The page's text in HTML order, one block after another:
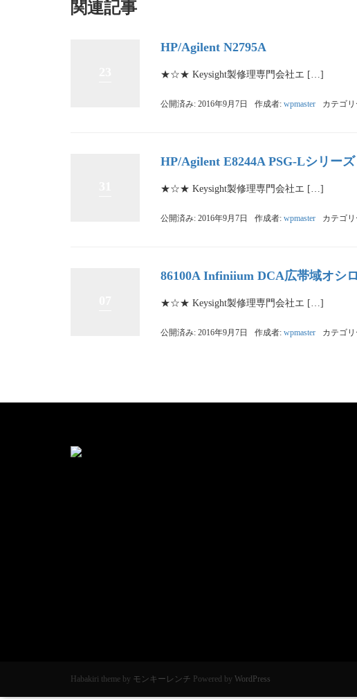
関連記事
HP/Agilent N2795A
★☆★ Keysight製修理専門会社エ […]
公開済み: 2016年9月7日 作成者: wpmaster カテゴ
HP/Agilent E8244A PSG-Lシリー
★☆★ Keysight製修理専門会社エ […]
公開済み: 2016年9月7日 作成者: wpmaster カテゴ
86100A Infiniium DCA広帯域オシ
★☆★ Keysight製修理専門会社エ […]
公開済み: 2016年9月7日 作成者: wpmaster カテゴ
Habakiri theme by モンキーレンチ Powered by WordPress